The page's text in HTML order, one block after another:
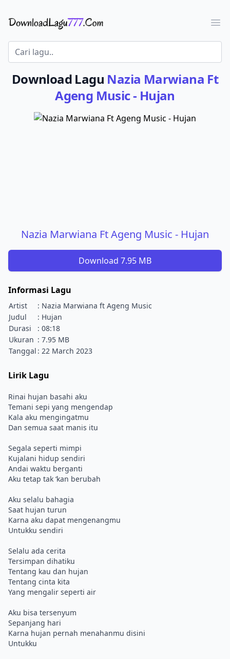
Download Lagu - LaguJoss.com
Download Lagu Nazia Marwiana Ft
Ageng Music - Hujan
Nazia Marwiana Ft Ageng Music - Hujan
Download 7.95 MB
Informasi Lagu
Artist
: Nazia Marwiana ft Ageng Music
Judul
: Hujan
Durasi
: 08:18
Ukuran : 7.95 MB
Tanggal : 22 March 2023
Lirik Lagu
Rinai hujan basahi aku
Temani sepi yang mengendap
Kala aku mengingatmu
Dan semua saat manis itu
Segala seperti mimpi
Kujalani hidup sendiri
Andai waktu berganti
Aku tetap tak ‘kan berubah
Aku selalu bahagia
Saat hujan turun
Karna aku dapat mengenangmu
Untukku sendiri
Selalu ada cerita
Tersimpan dihatiku
Tentang kau dan hujan
Tentang cinta kita
Yang mengalir seperti air
Aku bisa tersenyum
Sepanjang hari
Karna hujan pernah menahanmu disini